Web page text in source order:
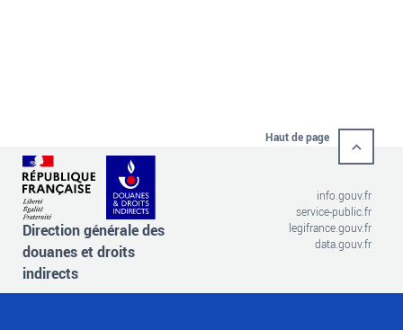
Haut de page
Direction générale des
douanes et droits
indirects
info.gouv.fr
service-public.fr
legifrance.gouv.fr
data.gouv.fr